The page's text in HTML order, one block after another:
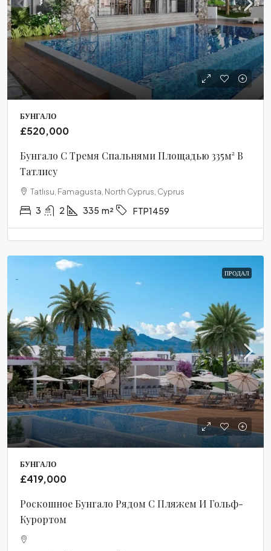
БУНГАЛО
£520,000
Бунгало С Тремя Спальнями Площадью 335м² В
Татлису
Tatlısu, Famagusta, North Cyprus, Cyprus
3 2 335 m² FTP1459
ПРОДАЛ
БУНГАЛО
£419,000
Роскошное Бунгало Рядом С Пляжем И Гольф-
Курортом